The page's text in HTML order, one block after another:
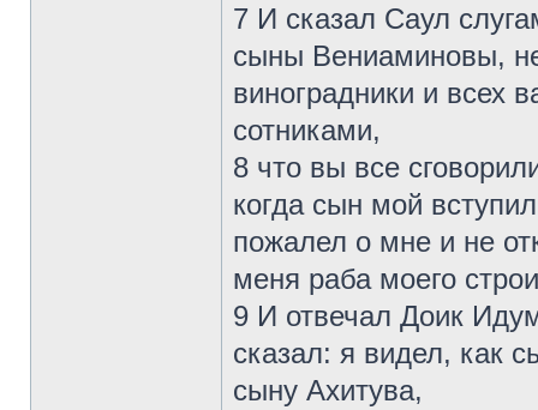
7 И сказал Саул
сыны Вениаминовы,
виноградники и всех
сотниками,
8 что вы все
когда сын мой
пожалел о мне и не
меня раба моего
9 И отвечал Доик
сказал: я видел, как
сыну Ахитува,